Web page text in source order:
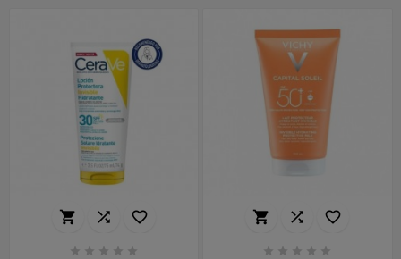
  
    
  
    